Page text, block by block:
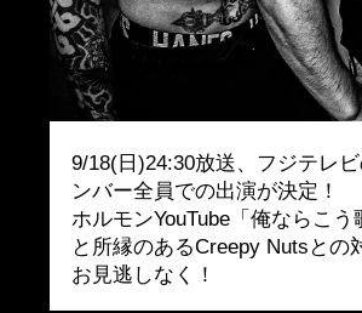
9/18(日)24:30放送、フジテレ
ンバー全員での出演が決定！
ホルモンYouTube「俺ならこ
と所縁のあるCreepy Nutsとの
お見逃しなく！